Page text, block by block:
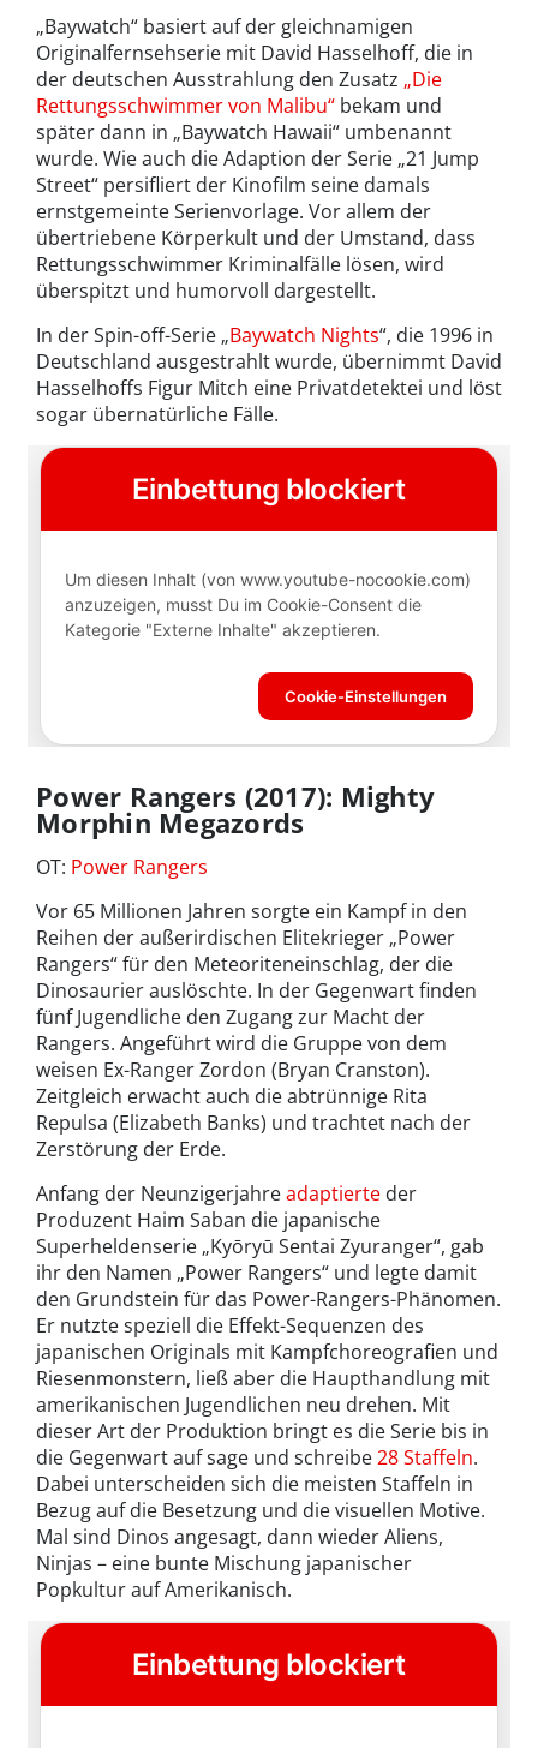
„Baywatch“ basiert auf der gleichnamigen
Originalfernsehserie mit David Hasselhoff, die in
der deutschen Ausstrahlung den Zusatz „Die
Rettungsschwimmer von Malibu“ bekam und
später dann in „Baywatch Hawaii“ umbenannt
wurde. Wie auch die Adaption der Serie „21 Jump
Street“ persifliert der Kinofilm seine damals
ernstgemeinte Serienvorlage. Vor allem der
übertriebene Körperkult und der Umstand, dass
Rettungsschwimmer Kriminalfälle lösen, wird
überspitzt und humorvoll dargestellt.
In der Spin-off-Serie „Baywatch Nights“, die 1996 in
Deutschland ausgestrahlt wurde, übernimmt David
Hasselhoffs Figur Mitch eine Privatdetektei und löst
sogar übernatürliche Fälle.
Power Rangers (2017): Mighty
Morphin Megazords
OT: Power Rangers
Vor 65 Millionen Jahren sorgte ein Kampf in den
Reihen der außerirdischen Elitekrieger „Power
Rangers“ für den Meteoriteneinschlag, der die
Dinosaurier auslöschte. In der Gegenwart finden
fünf Jugendliche den Zugang zur Macht der
Rangers. Angeführt wird die Gruppe von dem
weisen Ex-Ranger Zordon (Bryan Cranston).
Zeitgleich erwacht auch die abtrünnige Rita
Repulsa (Elizabeth Banks) und trachtet nach der
Zerstörung der Erde.
Anfang der Neunzigerjahreadaptierte der
Produzent Haim Saban die japanische
Superheldenserie „Kyōryū Sentai Zyuranger“, gab
ihr den Namen „Power Rangers“ und legte damit
den Grundstein für das Power-Rangers-Phänomen.
Er nutzte speziell die Effekt-Sequenzen des
japanischen Originals mit Kampfchoreografien und
Riesenmonstern, ließ aber die Haupthandlung mit
amerikanischen Jugendlichen neu drehen. Mit
dieser Art der Produktion bringt es die Serie bis in
die Gegenwart auf sage und schreibe28 Staffeln.
Dabei unterscheiden sich die meisten Staffeln in
Bezug auf die Besetzung und die visuellen Motive.
Mal sind Dinos angesagt, dann wieder Aliens,
Ninjas – eine bunte Mischung japanischer
Popkultur auf Amerikanisch.